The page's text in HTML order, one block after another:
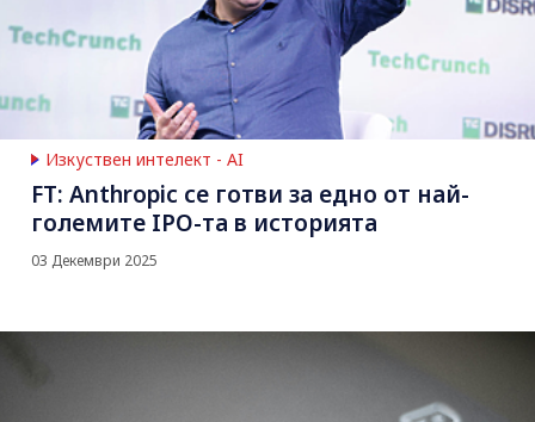
Изкуствен интелект - AI
FT: Anthropic се готви за едно от най-
големите IPO-та в историята
03 Декември 2025